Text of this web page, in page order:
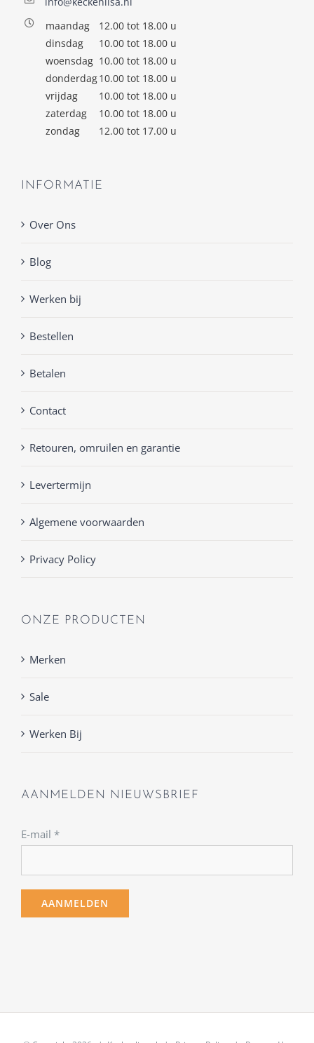
maandag
12.00 tot 18.00 u
dinsdag
10.00 tot 18.00 u
woensdag 10.00 tot 18.00 u
donderdag10.00 tot 18.00 u
vrijdag
10.00 tot 18.00 u
zaterdag
10.00 tot 18.00 u
zondag
12.00 tot 17.00 u
INFORMATIE
Over Ons
Blog
Werken bij
Bestellen
Betalen
Contact
Retouren, omruilen en garantie
Levertermijn
Algemene voorwaarden
Privacy Policy
ONZE PRODUCTEN
Merken
Sale
Werken Bij
AANMELDEN NIEUWSBRIEF
E-mail *